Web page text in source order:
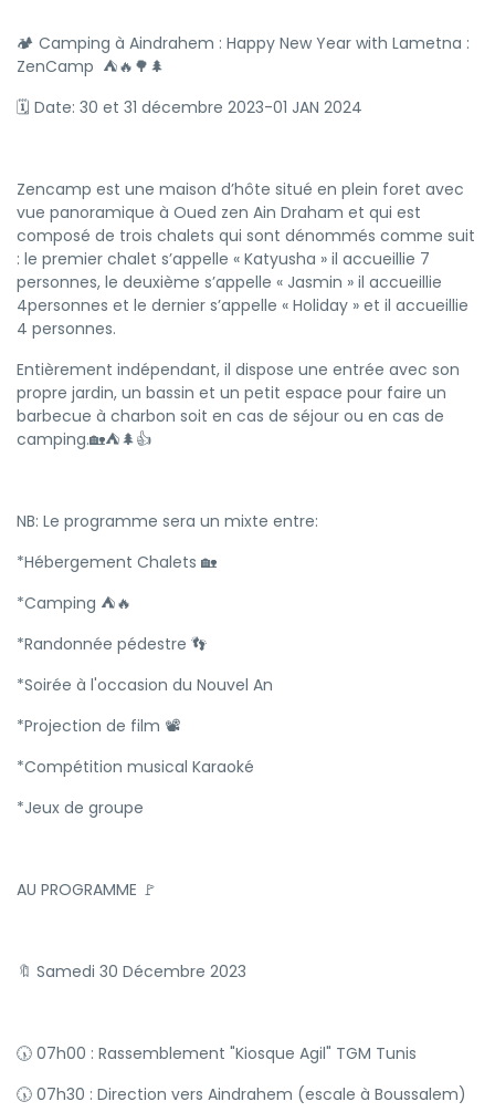
🏕 Camping à Aindrahem : Happy New Year with Lametna :
ZenCamp ⛺️🔥🌳🌲
🗓 Date: 30 et 31 décembre 2023-01 JAN 2024
Zencamp est une maison d’hôte situé en plein foret avec
vue panoramique à Oued zen Ain Draham et qui est
composé de trois chalets qui sont dénommés comme suit
: le premier chalet s’appelle « Katyusha » il accueillie 7
personnes, le deuxième s’appelle « Jasmin » il accueillie
4personnes et le dernier s’appelle « Holiday » et il accueillie
4 personnes.
Entièrement indépendant, il dispose une entrée avec son
propre jardin, un bassin et un petit espace pour faire un
barbecue à charbon soit en cas de séjour ou en cas de
camping.🏡⛺🌲👍
NB: Le programme sera un mixte entre:
*Hébergement Chalets 🏡
*Camping ⛺🔥
*Randonnée pédestre 👣
*Soirée à l'occasion du Nouvel An
*Projection de film 📽
*Compétition musical Karaoké
*Jeux de groupe
AU PROGRAMME 🚩
🔖 Samedi 30 Décembre 2023
🕠 07h00 : Rassemblement "Kiosque Agil" TGM Tunis
🕠 07h30 : Direction vers Aindrahem (escale à Boussalem)